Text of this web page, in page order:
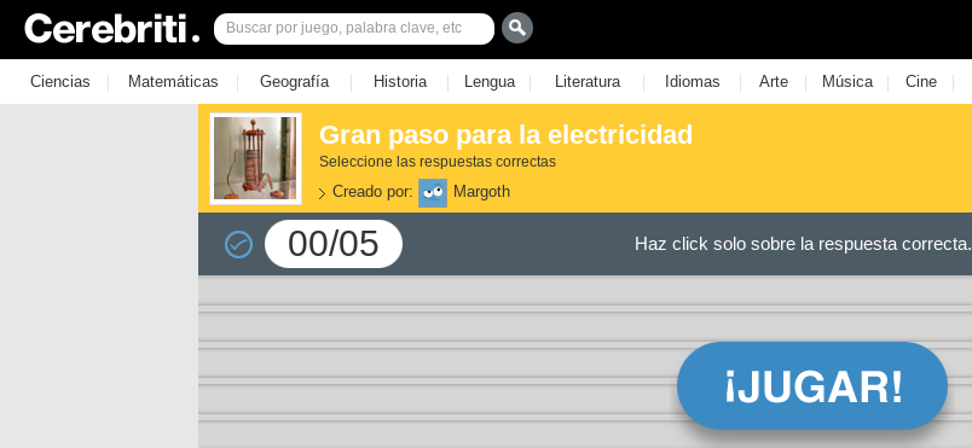
Ciencias | Matemáticas | Geografía | Historia | Lengua | Literatura | Idiomas | Arte | Música | Cine |
Gran paso para la electricidad
Seleccione las respuestas correctas
Creado por: Margoth
00/05 Haz click solo sobre la respuesta correcta.